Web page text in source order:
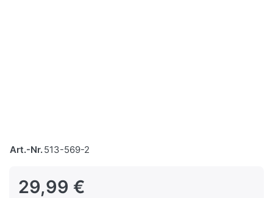
Art.-Nr.513-569-2
29,99 €